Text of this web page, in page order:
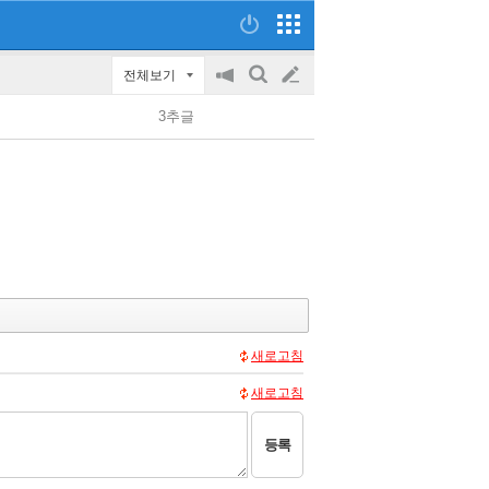
전체보기
공
on/off
검
글
쓰
3추글
새로고침
새로고침
등록